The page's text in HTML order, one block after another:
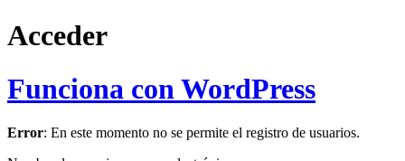
Acceder
Funciona con WordPress
Error: En este momento no se permite el registro de usuarios.